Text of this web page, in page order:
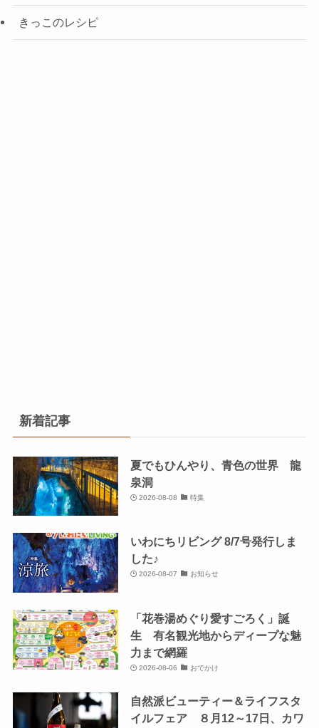
きっこのレシピ
新着記事
夏でもひんやり、青色の世界 龍
泉洞
2026-08-08 特集
いわにちリビング 8/7号発行しま
した♪
2026-08-07 お知らせ
「花巻湯めぐり愛すごろく」誕
生 有名観光地からディープな魅
力まで網羅
2026-08-06 おでかけ
自然派ビューティー＆ライフスタ
イルフェア ８月12～17日、カワ